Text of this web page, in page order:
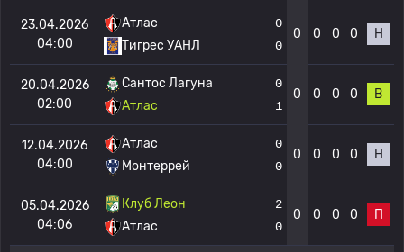
23.04.2026
04:00
Атлас
Тигрес УАНЛ
0
0
0 0 0 0 Н
20.04.2026
02:00
Сантос Лагуна
Атлас
0
1
0 0 0 0 В
12.04.2026
04:00
Атлас
Монтеррей
0
0
0 0 0 0 Н
05.04.2026
04:06
Клуб Леон
Атлас
2
0
0 0 0 0 П